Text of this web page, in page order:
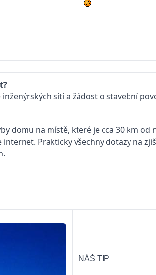
sítí a žádost o stavební
domu na místě, které je cca 30 km od
Prakticky všechny dotazy na
NÁŠ TIP